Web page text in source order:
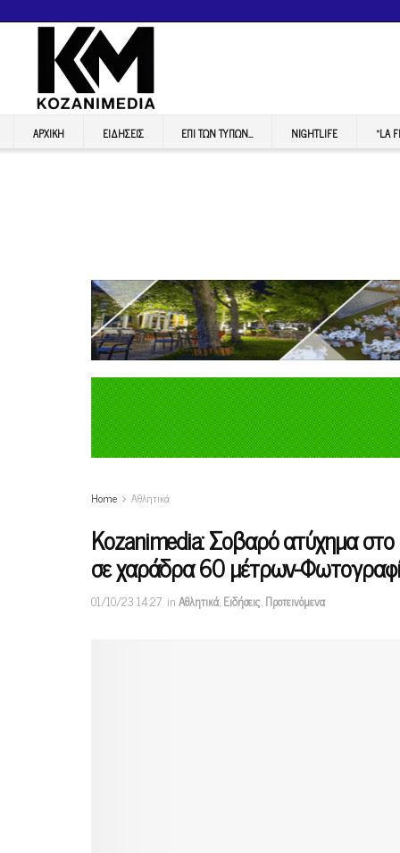
ΑΡΧΙΚΉ ΕΙΔΉΣΕΙΣ ΕΠI ΤΩΝ ΤΥΠΩΝ… NIGHTLIFE “LA
Home Αθλητικά
Κοzanimedia: Σοβαρό ατύχημα στο
σε χαράδρα 60 μέτρων-
01/10/23 14:27 inΑθλητικά,Ειδήσεις,Προτεινόμενα